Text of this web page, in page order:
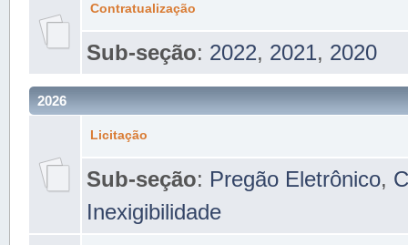
Contratualização
Sub-seção: 2022, 2021, 2020
2026
Licitação
Sub-seção: Pregão Eletrônico,
Inexigibilidade